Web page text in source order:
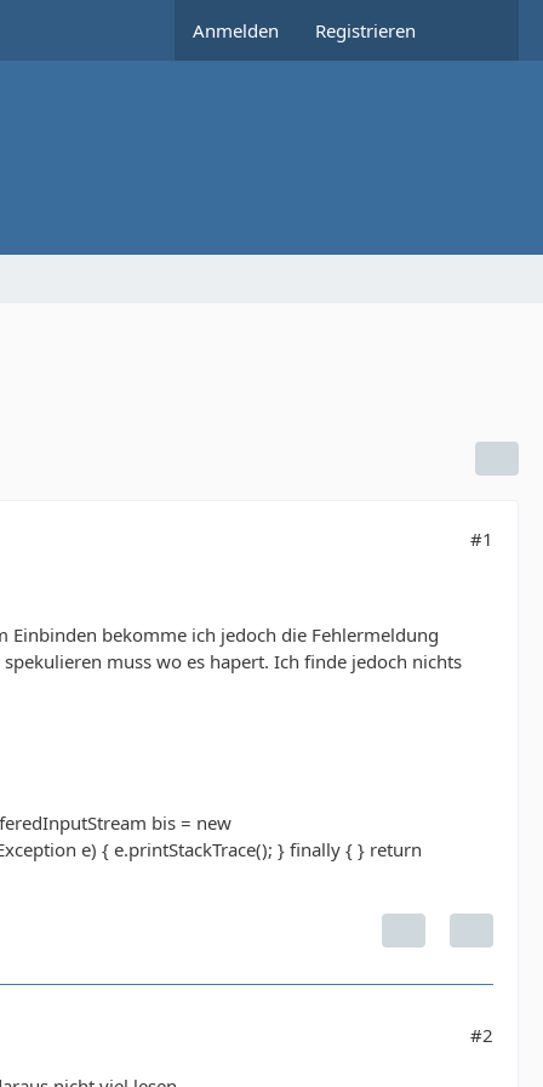
Anmelden Registrieren
#1
bekomme ich jedoch die Fehlermeldung
muss wo es hapert. Ich finde jedoch nichts
bis = new
e) { e.printStackTrace(); } finally { } return
#2